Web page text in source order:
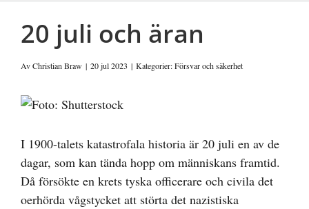
20 juli och äran
AvChristian Braw | 20 jul 2023 | Kategorier:Försvar och säkerhet
Visa
bild
I 1900-talets katastrofala historia är 20 juli en av de
dagar, som kan tända hopp om människans framtid.
Då försökte en krets tyska officerare och civila det
oerhörda vågstycket att störta det nazistiska